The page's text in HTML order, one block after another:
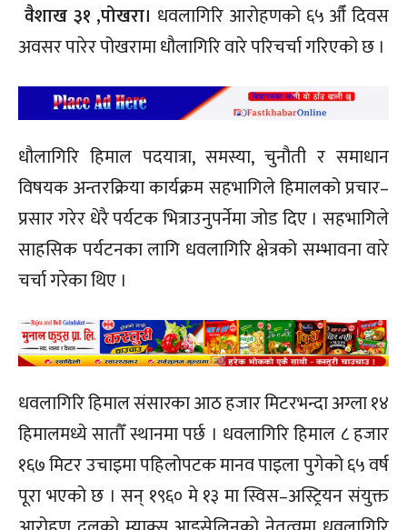
वैशाख ३१ ,पोखरा। धवलागिरि आरोहणको ६५ औँ दिवस
अवसर पारेर पोखरामा धौलागिरि वारे परिचर्चा गरिएको छ ।
धौलागिरि हिमाल पदयात्रा, समस्या, चुनौती र समाधान
विषयक अन्तरक्रिया कार्यक्रम सहभागिले हिमालको प्रचार–
प्रसार गरेर धेरै पर्यटक भित्राउनुपर्नेमा जोड दिए । सहभागिले
साहसिक पर्यटनका लागि धवलागिरि क्षेत्रको सम्भावना वारे
चर्चा गरेका थिए ।
धवलागिरि हिमाल संसारका आठ हजार मिटरभन्दा अग्ला १४
हिमालमध्ये सातौँ स्थानमा पर्छ । धवलागिरि हिमाल ८ हजार
१६७ मिटर उचाइमा पहिलोपटक मानव पाइला पुगेको ६५ वर्ष
पूरा भएको छ । सन् १९६० मे १३ मा स्विस–अस्ट्रियन संयुक्त